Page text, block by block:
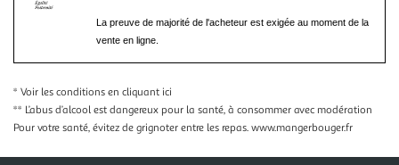
La preuve de majorité de l'acheteur est exigée au moment de la
vente en ligne.
* Voir les conditions en cliquant ici
** L’abus d’alcool est dangereux pour la santé, à consommer avec modération
Pour votre santé, évitez de grignoter entre les repas. www.mangerbouger.fr